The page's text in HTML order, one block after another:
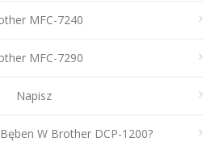
MFC-7240
MFC-7290
Napisz
W Brother DCP-1200?